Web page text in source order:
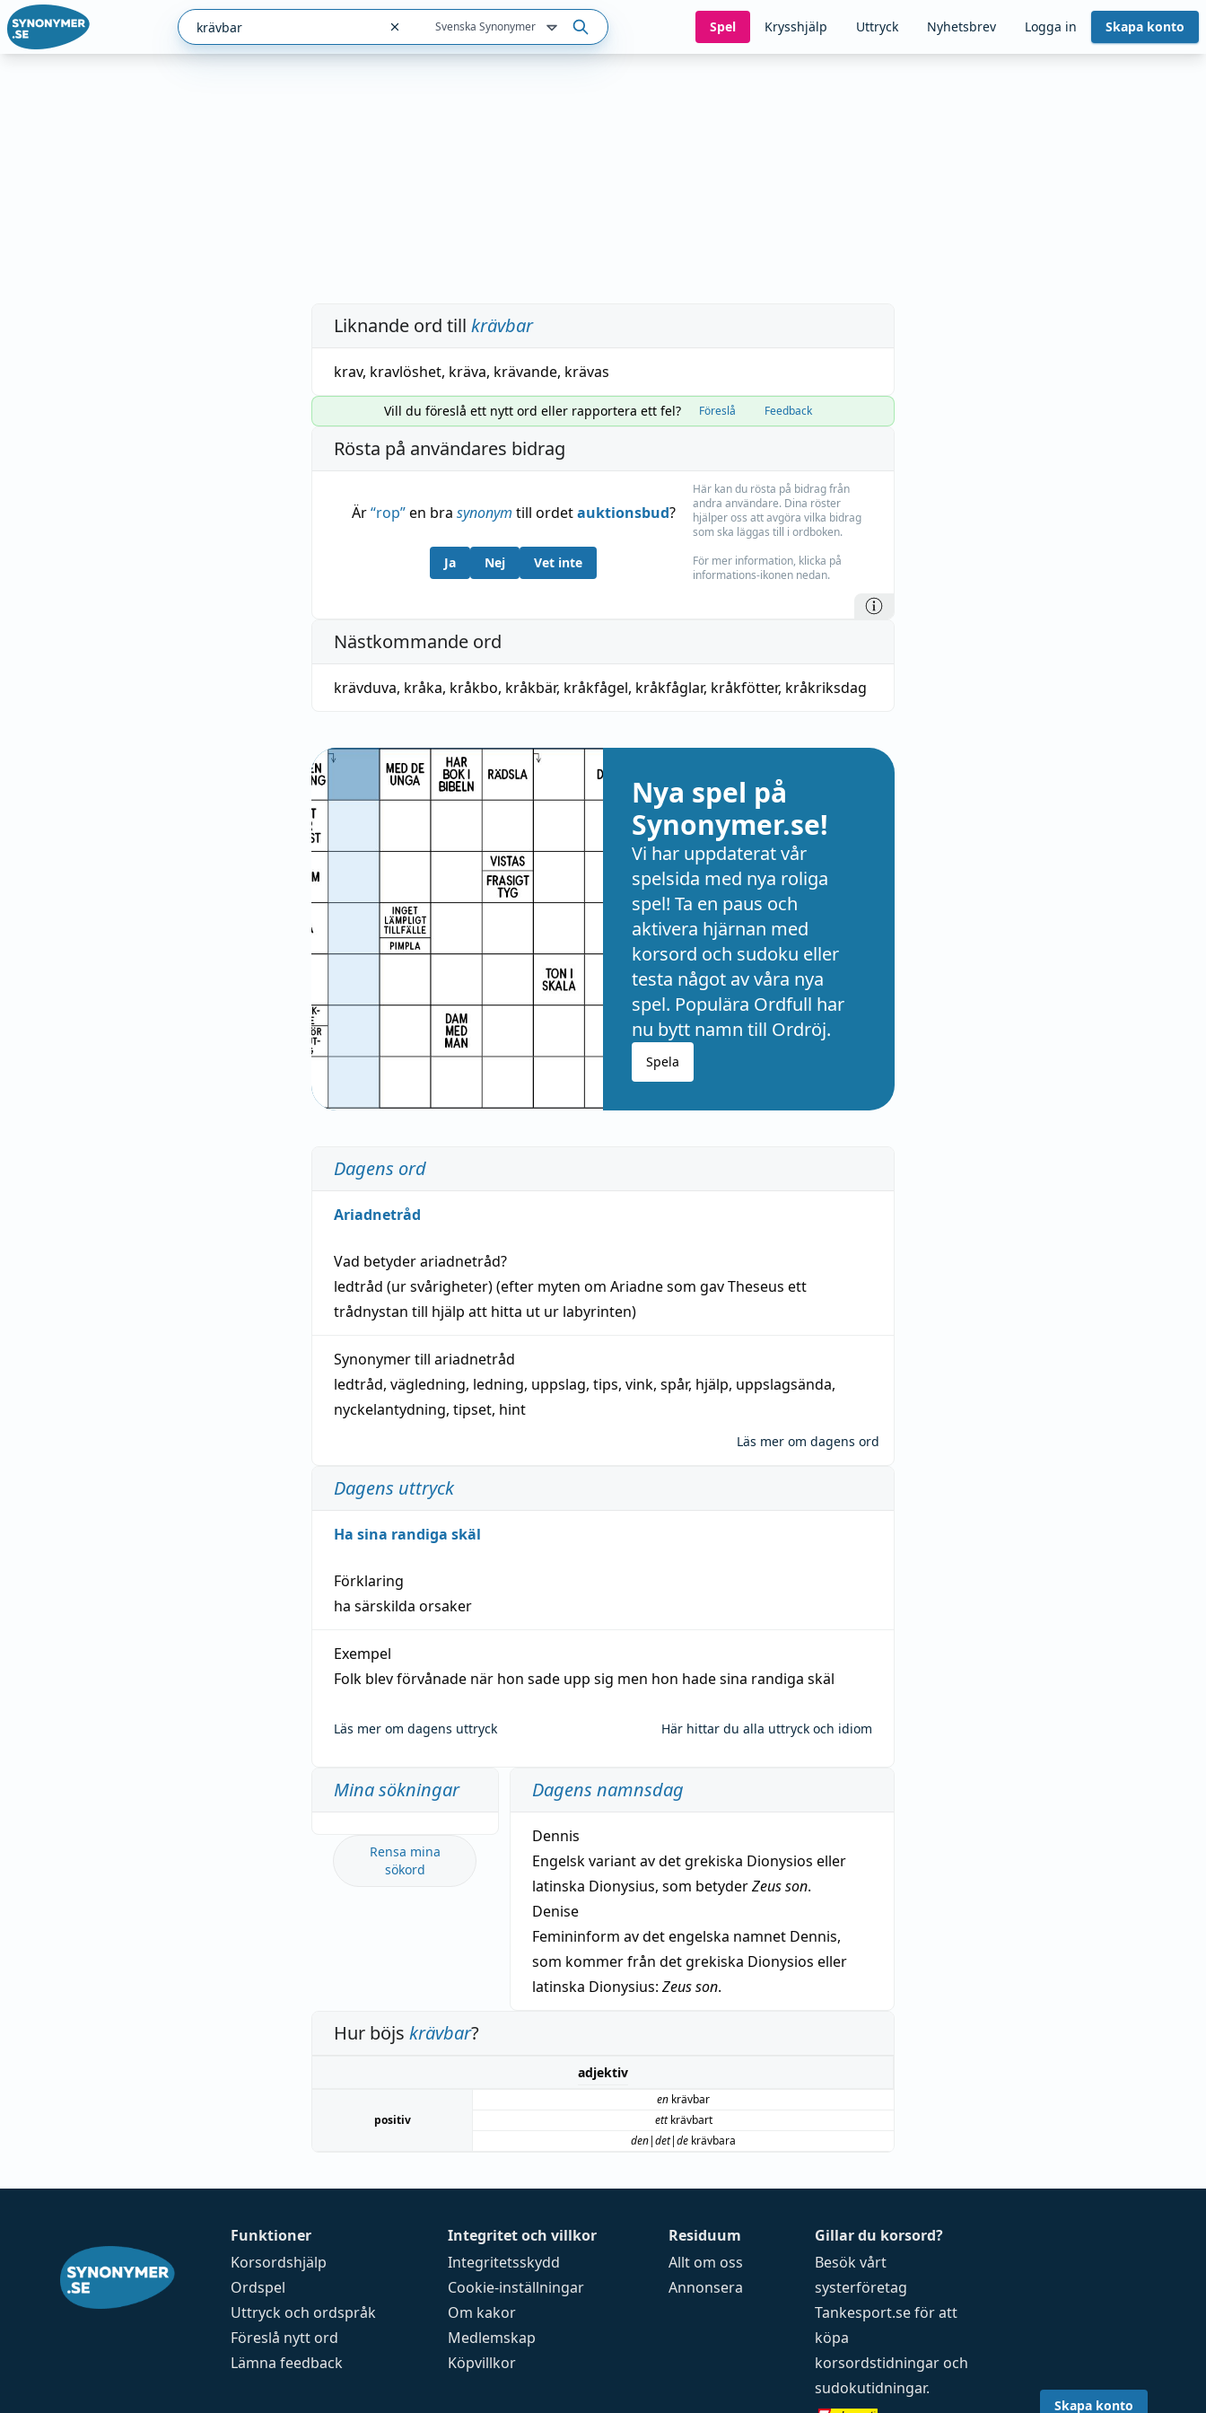
Svenska Synonymer Spel Krysshjälp Uttryck Nyhetsbrev Logga in Skapa konto
Liknande ord till krävbar
krav, kravlöshet, kräva, krävande, krävas
Vill du föreslå ett nytt ord eller rapportera ett fel? Föreslå Feedback
Rösta på användares bidrag
Är“rop”en bra synonym till ordetauktionsbud?
Ja Nej Vet inte
Här kan du rösta på bidrag från
andra användare. Dina röster
hjälper oss att avgöra vilka bidrag
som ska läggas till i ordboken.
För mer information, klicka på
informations-ikonen nedan.
Nästkommande ord
krävduva, kråka, kråkbo, kråkbär, kråkfågel, kråkfåglar, kråkfötter, kråkriksdag
Nya spel på
Synonymer.se!
Vi har uppdaterat vår
spelsida med nya roliga
spel! Ta en paus och
aktivera hjärnan med
korsord och sudoku eller
testa något av våra nya
spel. Populära Ordfull har
nu bytt namn till Ordröj.
Spela
Dagens ord
Ariadnetråd
Vad betyderariadnetråd?
ledtråd (ur svårigheter) (efter myten om Ariadne som gav Theseus ett
trådnystan till hjälp att hitta ut ur labyrinten)
Synonymer till ariadnetråd
ledtråd, vägledning, ledning, uppslag, tips, vink, spår, hjälp, uppslagsända,
nyckelantydning, tipset, hint
Läs mer om dagens ord
Dagens uttryck
Ha sina randiga skäl
Förklaring
ha särskilda orsaker
Exempel
Folk blev förvånade när hon sade upp sig men hon hade sina randiga skäl
Läs mer om dagens uttryck Här hittar du alla uttryck och idiom
Mina sökningar
Rensa mina
sökord
Dagens namnsdag
Dennis
Engelsk variant av det grekiska Dionysios eller
latinska Dionysius, som betyderZeus son.
Denise
Femininform av det engelska namnet Dennis,
som kommer från det grekiska Dionysios eller
latinska Dionysius: Zeus son.
Hur böjs krävbar?
adjektiv
positiv
en krävbar
ettkrävbart
den|det|de krävbara
Funktioner
Korsordshjälp
Ordspel
Uttryck och ordspråk
Föreslå nytt ord
Lämna feedback
Integritet och villkor
Integritetsskydd
Cookie-inställningar
Om kakor
Medlemskap
Köpvillkor
Residuum
Allt om oss
Annonsera
Gillar du korsord?
Besök vårt
systerföretag
Tankesport.seför att
köpa
korsordstidningar och
sudokutidningar.
Skapa konto